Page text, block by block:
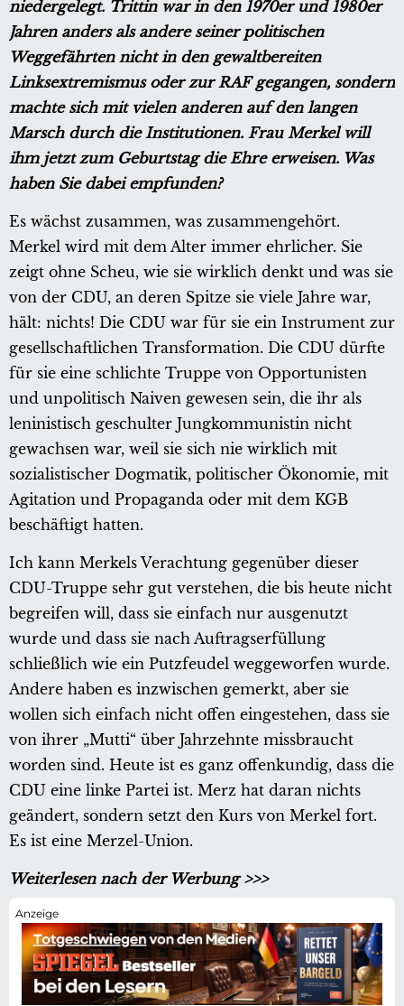
niedergelegt. Trittin war in den 1970er und 1980er
Jahren anders als andere seiner politischen
Weggefährten nicht in den gewaltbereiten
Linksextremismus oder zur RAF gegangen, sondern
machte sich mit vielen anderen auf den langen
Marsch durch die Institutionen. Frau Merkel will
ihm jetzt zum Geburtstag die Ehre erweisen. Was
haben Sie dabei empfunden?
Es wächst zusammen, was zusammengehört.
Merkel wird mit dem Alter immer ehrlicher. Sie
zeigt ohne Scheu, wie sie wirklich denkt und was sie
von der CDU, an deren Spitze sie viele Jahre war,
hält: nichts! Die CDU war für sie ein Instrument zur
gesellschaftlichen Transformation. Die CDU dürfte
für sie eine schlichte Truppe von Opportunisten
und unpolitisch Naiven gewesen sein, die ihr als
leninistisch geschulter Jungkommunistin nicht
gewachsen war, weil sie sich nie wirklich mit
sozialistischer Dogmatik, politischer Ökonomie, mit
Agitation und Propaganda oder mit dem KGB
beschäftigt hatten.
Ich kann Merkels Verachtung gegenüber dieser
CDU-Truppe sehr gut verstehen, die bis heute nicht
begreifen will, dass sie einfach nur ausgenutzt
wurde und dass sie nach Auftragserfüllung
schließlich wie ein Putzfeudel weggeworfen wurde.
Andere haben es inzwischen gemerkt, aber sie
wollen sich einfach nicht offen eingestehen, dass sie
von ihrer „Mutti“ über Jahrzehnte missbraucht
worden sind. Heute ist es ganz offenkundig, dass die
CDU eine linke Partei ist. Merz hat daran nichts
geändert, sondern setzt den Kurs von Merkel fort.
Es ist eine Merzel-Union.
Weiterlesen nach der Werbung >>>